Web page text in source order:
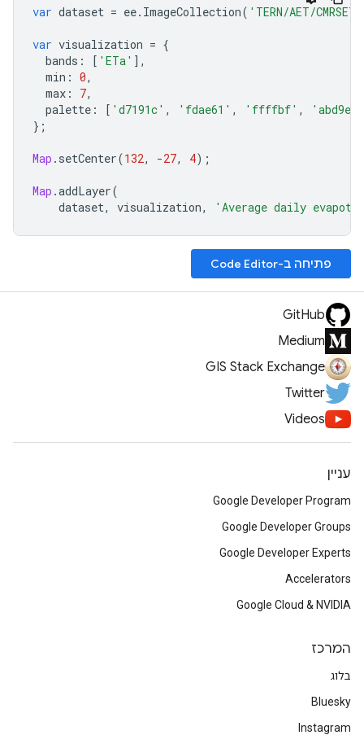
var dataset = ee. ImageCollection( 'TERN/AET/
var visualization = {
bands : [ 'ETa' ],
min : 0,
max : 7,
palette : [ 'd7191c' , 'fdae61' , 'ffffbf' ,
'abd9e9'
};
Map . setCenter(132, -27, 4);
Map .addLayer(
dataset, visualization, 'Average daily
פתיחה ב-Code Editor
GitHub
Medium
GIS Stack Exchange
Twitter
Videos
עניין
Google Developer Program
Google Developer Groups
Google Developer Experts
Accelerators
Google Cloud & NVIDIA
המרכז
בלוג
Bluesky
Instagram